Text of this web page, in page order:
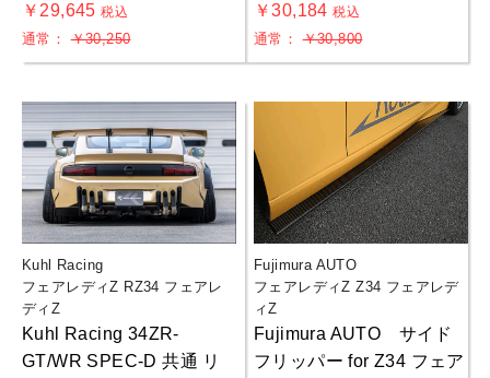
￥29,645税込
通常：￥30,250
￥30,184税込
通常：￥30,800
Kuhl Racing
フェアレディZ RZ34 フェアレ
ディZ
Kuhl Racing 34ZR-
GT/WR SPEC-D 共通 リ
Fujimura AUTO
フェアレディZ Z34 フェアレデ
ィZ
Fujimura AUTO サイド
フリッパー for Z34 フェア